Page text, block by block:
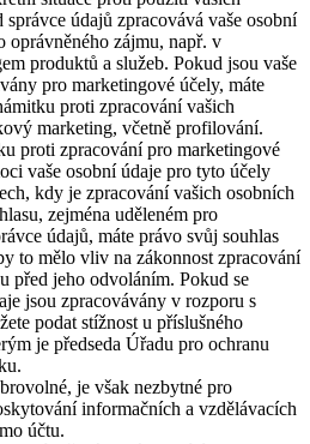
údajů zpracovává vaše osobní
oprávněného zájmu, např. v
produktů a služeb. Pokud jsou vaše
pro marketingové účely, máte
proti zpracování vašich
marketing, včetně profilování.
proti zpracování pro marketingové
vaše osobní údaje pro tyto účely
kdy je zpracování vašich osobních
zejména uděleném pro
údajů, máte právo svůj souhlas
to mělo vliv na zákonnost zpracování
před jeho odvoláním. Pokud se
jsou zpracovávány v rozporu s
podat stížnost u příslušného
je předseda Úřadu pro ochranu
je však nezbytné pro
informačních a vzdělávacích
účtu.